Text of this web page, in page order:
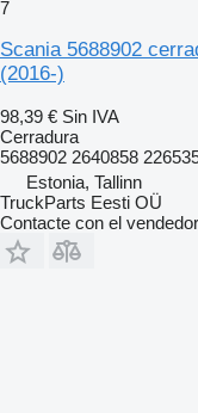
7
Scania 5688902
(2016-)
98,39 € Sin IVA
Cerradura
5688902 2640858
Estonia, Tallinn
TruckParts Eesti OÜ
Contacte con el vendedor